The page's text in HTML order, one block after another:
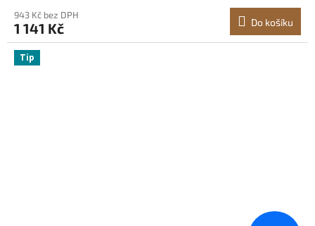
943 Kč bez DPH
1 141 Kč Do košíku
Tip